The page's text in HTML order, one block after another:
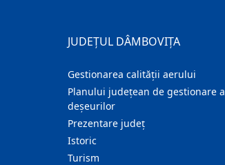
JUDEȚUL DÂMBOVIȚA
Gestionarea calității aerului
Planului județean de gestionare a
deșeurilor
Prezentare judeţ
Istoric
Turism